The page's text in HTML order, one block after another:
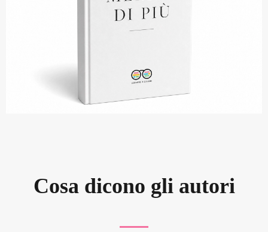
Cosa dicono gli autori